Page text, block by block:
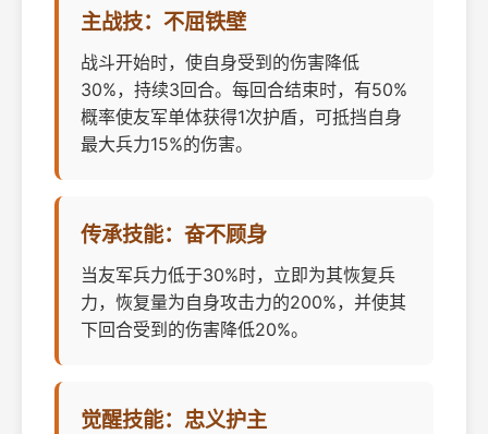
主战技：不屈铁壁
战斗开始时，使自身受到的伤害降低
30%，持续3回合。每回合结束时，有50%
概率使友军单体获得1次护盾，可抵挡自身
最大兵力15%的伤害。
传承技能：奋不顾身
当友军兵力低于30%时，立即为其恢复兵
力，恢复量为自身攻击力的200%，并使其
下回合受到的伤害降低20%。
觉醒技能：忠义护主